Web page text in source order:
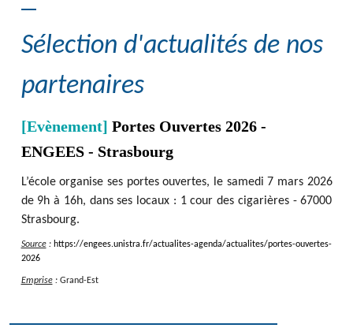
Sélection d'actualités de nos
partenaires
[Evènement] Portes Ouvertes 2026 -
ENGEES - Strasbourg
L’école organise ses portes ouvertes, le samedi 7 mars 2026
de 9h à 16h, dans ses locaux : 1 cour des cigarières - 67000
Strasbourg.
Source: https://engees.unistra.fr/actualites-agenda/actualites/portes-ouvertes-
2026
Emprise: Grand-Est